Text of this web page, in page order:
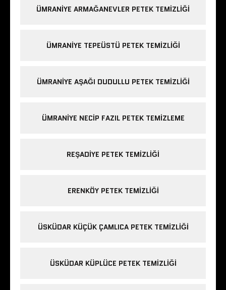
ÜMRANIYE ARMAĞANEVLER PETEK TEMIZLIĞI
ÜMRANIYE TEPEÜSTÜ PETEK TEMIZLIĞI
ÜMRANIYE AŞAĞI DUDULLU PETEK TEMIZLIĞI
ÜMRANIYE NECIP FAZIL PETEK TEMIZLEME
REŞADIYE PETEK TEMIZLIĞI
ERENKÖY PETEK TEMIZLIĞI
ÜSKÜDAR KÜÇÜK ÇAMLICA PETEK TEMIZLIĞI
ÜSKÜDAR KÜPLÜCE PETEK TEMIZLIĞI